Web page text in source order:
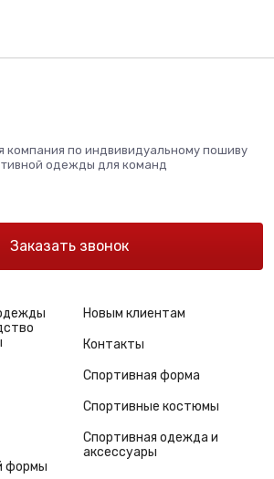
компания по индвивидуальному пошиву
одежды для команд
Заказать звонок
формы
Новым клиентам
Контакты
Спортивная форма
Спортивные костюмы
Спортивная одежда и
аксессуары